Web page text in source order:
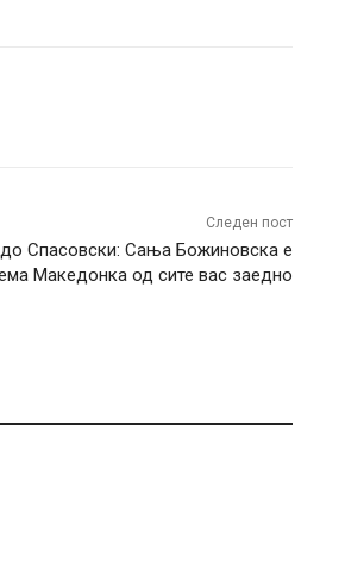
Следен пост
Спасовски: Сања Божиновска е
Македонка од сите вас заедно